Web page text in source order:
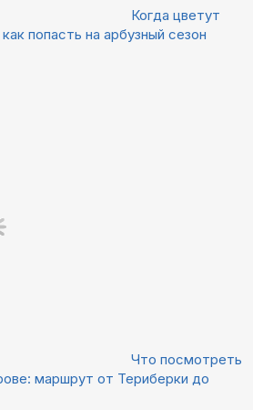
Когда цветут
попасть на арбузный сезон
Что посмотреть
маршрут от Териберки до